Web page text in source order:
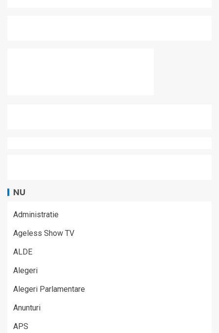
NU
Administratie
Ageless Show TV
ALDE
Alegeri
Alegeri Parlamentare
Anunturi
APS